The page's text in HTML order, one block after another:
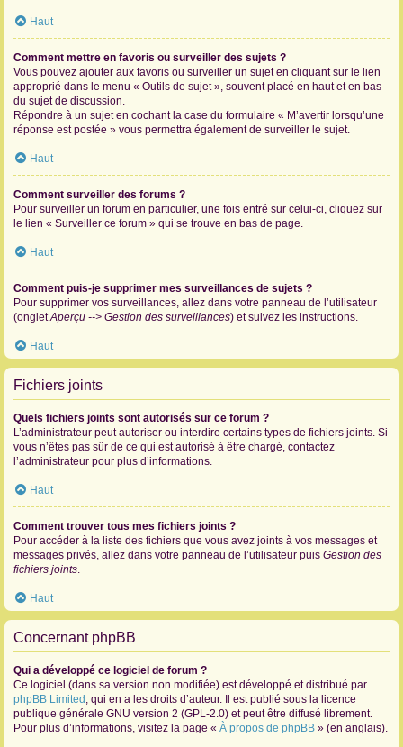
Haut
Comment mettre en favoris ou surveiller des sujets ?
Vous pouvez ajouter aux favoris ou surveiller un sujet en cliquant sur le lien
approprié dans le menu « Outils de sujet », souvent placé en haut et en bas
du sujet de discussion.
Répondre à un sujet en cochant la case du formulaire « M’avertir lorsqu’une
réponse est postée » vous permettra également de surveiller le sujet.
Haut
Comment surveiller des forums ?
Pour surveiller un forum en particulier, une fois entré sur celui-ci, cliquez sur
le lien « Surveiller ce forum » qui se trouve en bas de page.
Haut
Comment puis-je supprimer mes surveillances de sujets ?
Pour supprimer vos surveillances, allez dans votre panneau de l’utilisateur
(ongletAperçu --> Gestion des surveillances) et suivez les instructions.
Haut
Fichiers joints
Quels fichiers joints sont autorisés sur ce forum ?
L’administrateur peut autoriser ou interdire certains types de fichiers joints. Si
vous n’êtes pas sûr de ce qui est autorisé à être chargé, contactez
l’administrateur pour plus d’informations.
Haut
Comment trouver tous mes fichiers joints ?
Pour accéder à la liste des fichiers que vous avez joints à vos messages et
messages privés, allez dans votre panneau de l’utilisateur puis Gestion des
fichiers joints.
Haut
Concernant phpBB
Qui a développé ce logiciel de forum ?
Ce logiciel (dans sa version non modifiée) est développé et distribué par
phpBB Limited , qui en a les droits d’auteur. Il est publié sous la licence
publique générale GNU version 2 (GPL-2.0) et peut être diffusé librement.
Pour plus d’informations, visitez la page « À propos de phpBB » (en anglais).